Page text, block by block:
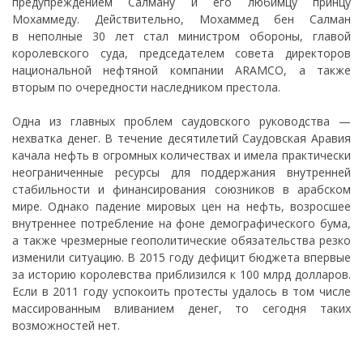
Мохаммеду. Действительно, Мохаммед бен Салман
в неполные 30 лет стал министром обороны, главой
королевского суда, председателем совета директоров
национальной нефтяной компании ARAMCO, а также
вторым по очередности наследником престола.
Одна из главных проблем саудовского руководства —
нехватка денег. В течение десятилетий Саудовская Аравия
качала нефть в огромных количествах и имела практически
неограниченные ресурсы для поддержания внутренней
стабильности и финансирования союзников в арабском
мире. Однако падение мировых цен на нефть, возросшее
внутреннее потребление на фоне демографического бума,
а также чрезмерные геополитические обязательства резко
изменили ситуацию. В 2015 году дефицит бюджета впервые
за историю королевства приблизился к 100 млрд долларов.
Если в 2011 году успокоить протесты удалось в том числе
массированным вливанием денег, то сегодня таких
возможностей нет.